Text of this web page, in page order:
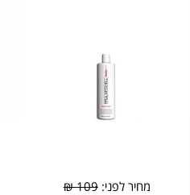
מחיר לפני:109 ₪